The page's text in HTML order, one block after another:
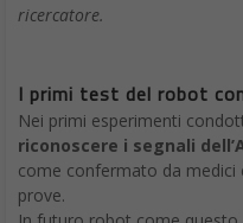
ricercatore.
I primi test del robot
Nei primi esperimenti
riconoscere i segnali
come confermato da
prove.